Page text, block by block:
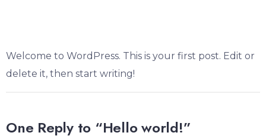
Welcome to WordPress. This is your first post. Edit or
delete it, then start writing!
One Reply to “Hello world!”